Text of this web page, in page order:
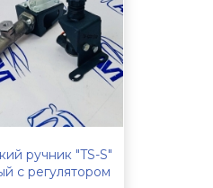
ручник "TS-S"
с регулятором